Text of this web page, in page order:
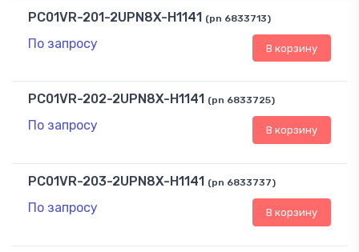
PC01VR-201-2UPN8X-H1141 (pn 6833713)
По запросу В корзину
PC01VR-202-2UPN8X-H1141 (pn 6833725)
По запросу В корзину
PC01VR-203-2UPN8X-H1141 (pn 6833737)
По запросу В корзину